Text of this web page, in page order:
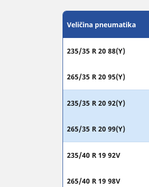
Veličina pneumatika
235/35 R 20 88(Y)
265/35 R 20 95(Y)
235/35 R 20 92(Y)
265/35 R 20 99(Y)
235/40 R 19 92V
265/40 R 19 98V